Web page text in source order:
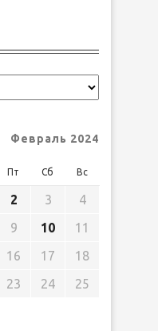
Февраль 2024
Пт Сб Вс
2 3
4
9 10
11
16 17
18
23 24
25